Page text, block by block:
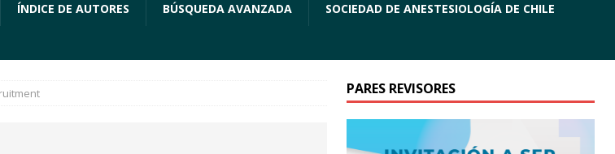
ÍNDICE DE AUTORES BÚSQUEDA AVANZADA SOCIEDAD DE ANESTESIOLOGÍA DE CHILE
PARES REVISORES